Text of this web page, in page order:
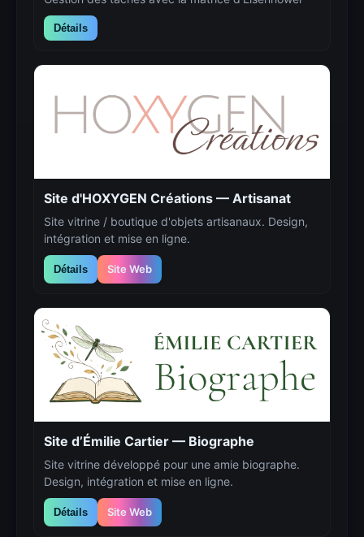
Détails
Site d'HOXYGEN Créations — Artisanat
Site vitrine / boutique d'objets artisanaux. Design,
intégration et mise en ligne.
Détails Site Web
Site d’Émilie Cartier — Biographe
Site vitrine développé pour une amie biographe.
Design, intégration et mise en ligne.
Détails Site Web